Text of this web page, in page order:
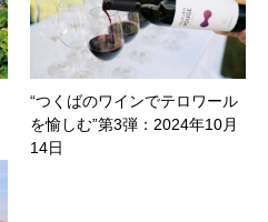
“つくばのワインでテロワール
を愉しむ”第3弾：2024年10月
14日